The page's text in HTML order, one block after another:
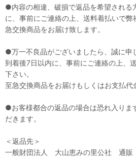
●内容の相違、破損で返品を希望される
に、事前にご連絡の上、送料着払いで
急交換商品をお届け致します。
●万一不良品がございましたら、誠に申
到着後7日以内に、事前にご連絡の上、
下さい。
至急交換商品をお届けもしくはお支払代
●お客様都合の返品の場合は恐れ入りま
だきます。
＜返品先＞
一般財団法人 大山恵みの里公社 通